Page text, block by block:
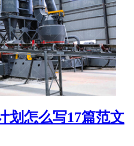
划怎么写17篇范文